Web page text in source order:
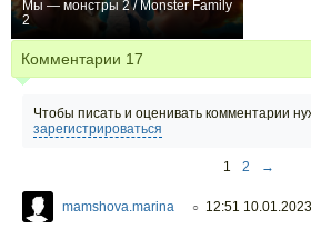
Мы — монстры 2 / Monster Family
2
Комментарии 17
Чтобы писать и оценивать комментарии
зарегистрироваться
1 2 →
mamshova.marina ○ 12:51 10.01.2023